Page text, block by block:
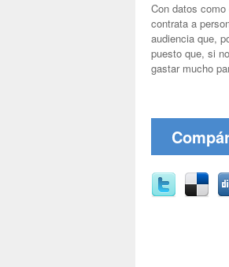
Con datos
contrata a
audiencia que,
puesto que, si
gastar mucho